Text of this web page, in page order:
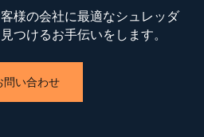
様の会社に最適なシュレッダ
つけるお手伝いをします。
問い合わせ